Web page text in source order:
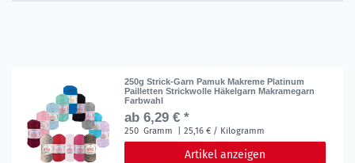
250g Strick-Garn Pamuk Makreme Platinum
Pailletten Strickwolle Häkelgarn Makramegarn
Farbwahl
ab 6,29 € *
250 Gramm | 25,16 € / Kilogramm
Artikel anzeigen